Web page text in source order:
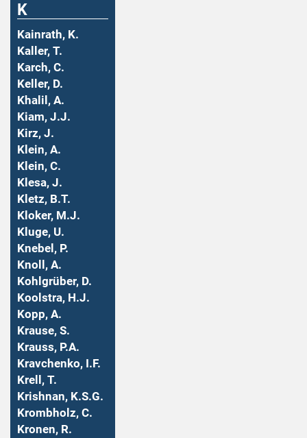
K
Kainrath, K.
Kaller, T.
Karch, C.
Keller, D.
Khalil, A.
Kiam, J.J.
Kirz, J.
Klein, A.
Klein, C.
Klesa, J.
Kletz, B.T.
Kloker, M.J.
Kluge, U.
Knebel, P.
Knoll, A.
Kohlgrüber, D.
Koolstra, H.J.
Kopp, A.
Krause, S.
Krauss, P.A.
Kravchenko, I.F.
Krell, T.
Krishnan, K.S.G.
Krombholz, C.
Kronen, R.